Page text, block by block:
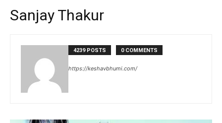
Sanjay Thakur
4239 POSTS 0 COMMENTS
https://keshavbhumi.com/